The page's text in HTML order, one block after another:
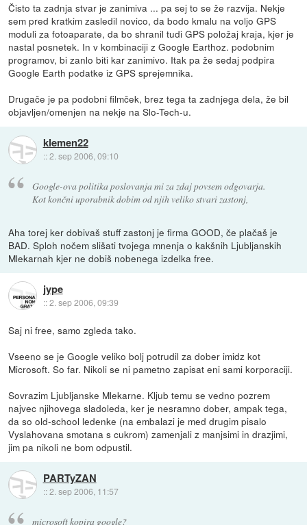
Čisto ta zadnja stvar je zanimiva ... pa sej to se že razvija. Nekje
sem pred kratkim zasledil novico, da bodo kmalu na voljo GPS
moduli za fotoaparate, da bo shranil tudi GPS položaj kraja, kjer je
nastal posnetek. In v kombinaciji z Google Earthoz. podobnim
programov, bi zanlo biti kar zanimivo. Itak pa že sedaj podpira
Google Earth podatke iz GPS sprejemnika.
Drugače je pa podobni filmček, brez tega ta zadnjega dela, že bil
objavljen/omenjen na nekje na Slo-Tech-u.
klemen22
::2. sep 2006, 09:10
Google-ova politika poslovanja mi za zdaj povsem odgovarja.
Kot končni uporabnik dobim od njih veliko stvari zastonj,
Aha torej ker dobivaš stuff zastonj je firma GOOD, če plačaš je
BAD. Sploh nočem slišati tvojega mnenja o kakšnih Ljubljanskih
Mlekarnah kjer ne dobiš nobenega izdelka free.
jype
::2. sep 2006, 09:39
Saj ni free, samo zgleda tako.
Vseeno se je Google veliko bolj potrudil za dober imidz kot
Microsoft. So far. Nikoli se ni pametno zapisat eni sami korporaciji.
Sovrazim Ljubljanske Mlekarne. Kljub temu se vedno pozrem
najvec njihovega sladoleda, ker je nesramno dober, ampak tega,
da so old-school ledenke (na embalazi je med drugim pisalo
Vyslahovana smotana s cukrom) zamenjali z manjsimi in drazjimi,
jim pa nikoli ne bom odpustil.
PARTyZAN
::2. sep 2006, 11:57
microsoft kopira google?